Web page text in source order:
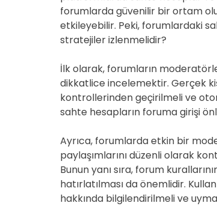
forumlarda güvenilir bir ortam
etkileyebilir. Peki, forumlardaki
stratejiler izlenmelidir?
İlk olarak, forumların
dikkatlice incelemektir. Gerçek
kontrollerinden geçirilmeli ve
sahte hesapların foruma girişi
Ayrıca, forumlarda etkin bir
paylaşımlarını düzenli olarak
Bunun yanı sıra, forum
hatırlatılması da önemlidir.
hakkında bilgilendirilmeli ve